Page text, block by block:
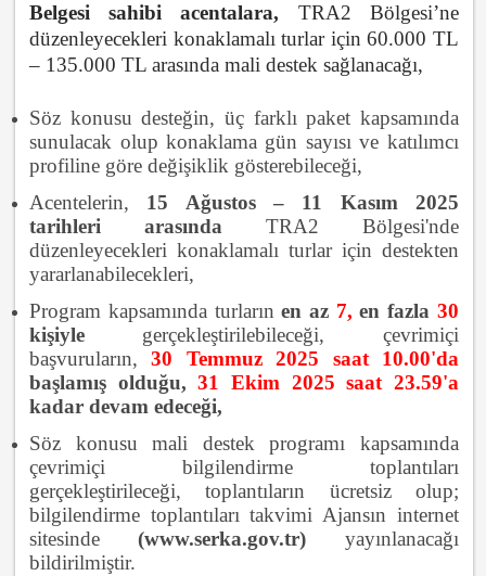
Belgesi sahibi acentalara, TRA2 Bölgesi’ne
düzenleyecekleri konaklamalı turlar için 60.000 TL
– 135.000 TL arasında mali destek sağlanacağı,
Söz konusu desteğin, üç farklı paket kapsamında
sunulacak olup konaklama gün sayısı ve katılımcı
profiline göre değişiklik gösterebileceği,
Acentelerin, 15 Ağustos – 11 Kasım 2025
tarihleri arasında TRA2 Bölgesi'nde
düzenleyecekleri konaklamalı turlar için destekten
yararlanabilecekleri,
Program kapsamında turlarınen az 7, en fazla 30
kişiyle gerçekleştirilebileceği, çevrimiçi
başvuruların,30 Temmuz 2025 saat 10.00'da
başlamış olduğu,31 Ekim 2025 saat 23.59'a
kadar devam edeceği,
Söz konusu mali destek programı kapsamında
çevrimiçi bilgilendirme toplantıları
gerçekleştirileceği, toplantıların ücretsiz olup;
bilgilendirme toplantıları takvimi Ajansın internet
sitesinde(www.serka.gov.tr) yayınlanacağı
bildirilmiştir.